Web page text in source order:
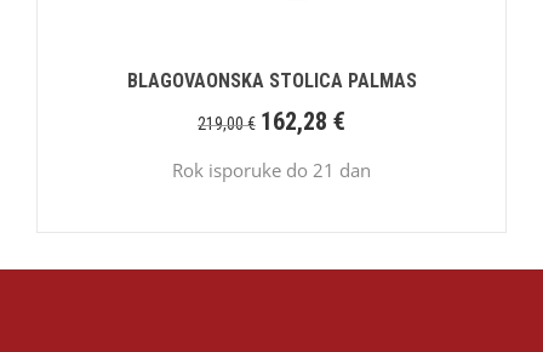
BLAGOVAONSKA STOLICA PALMAS
219,00€ 162,28 €
Rok isporuke do 21 dan